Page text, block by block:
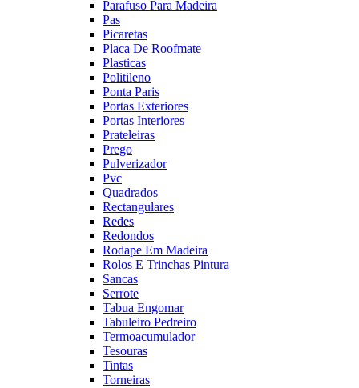
Parafuso Para Madeira
Pas
Picaretas
Placa De Roofmate
Plasticas
Politileno
Ponta Paris
Portas Exteriores
Portas Interiores
Prateleiras
Prego
Pulverizador
Pvc
Quadrados
Rectangulares
Redes
Redondos
Rodape Em Madeira
Rolos E Trinchas Pintura
Sancas
Serrote
Tabua Engomar
Tabuleiro Pedreiro
Termoacumulador
Tesouras
Tintas
Torneiras